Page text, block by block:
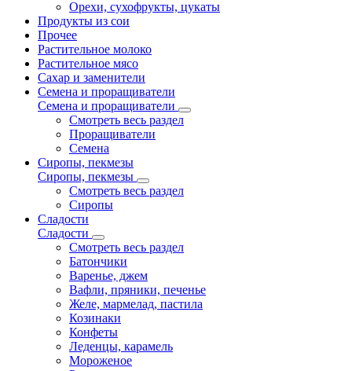
Орехи, сухофрукты, цукаты
Продукты из сои
Прочее
Растительное молоко
Растительное мясо
Сахар и заменители
Семена и проращиватели
Семена и проращиватели
Смотреть весь раздел
Проращиватели
Семена
Сиропы, пекмезы
Сиропы, пекмезы
Смотреть весь раздел
Сиропы
Сладости
Сладости
Смотреть весь раздел
Батончики
Варенье, джем
Вафли, пряники, печенье
Желе, мармелад, пастила
Козинаки
Конфеты
Леденцы, карамель
Мороженое